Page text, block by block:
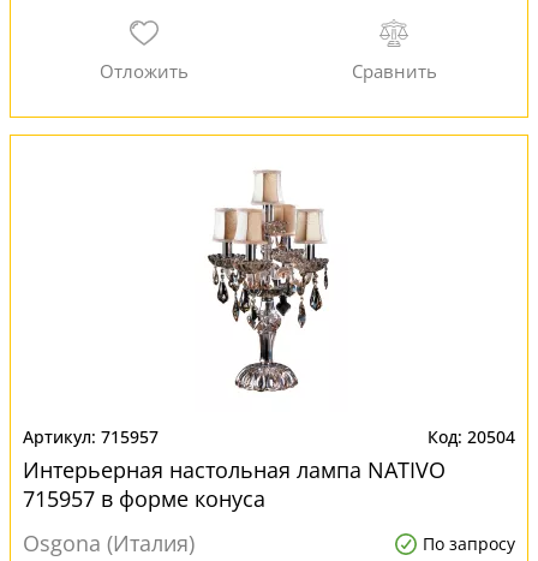
715957 20504
Интерьерная настольная лампа NATIVO
715957 в форме конуса
Osgona (Италия)
По запросу